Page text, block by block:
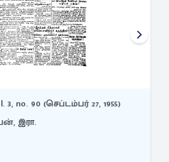
- Vol. 1, no. 35 (மே 14, 1978)
மு.